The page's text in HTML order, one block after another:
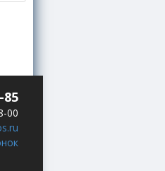
85
00